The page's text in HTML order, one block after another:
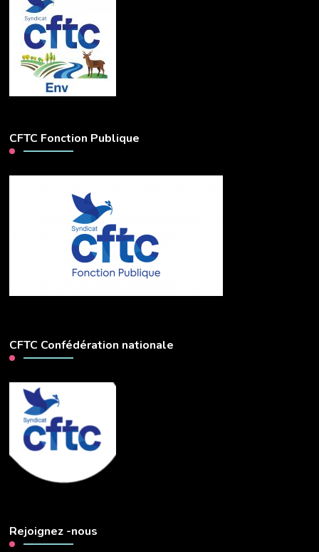
CFTC Fonction Publique
CFTC Confédération nationale
Rejoignez -nous